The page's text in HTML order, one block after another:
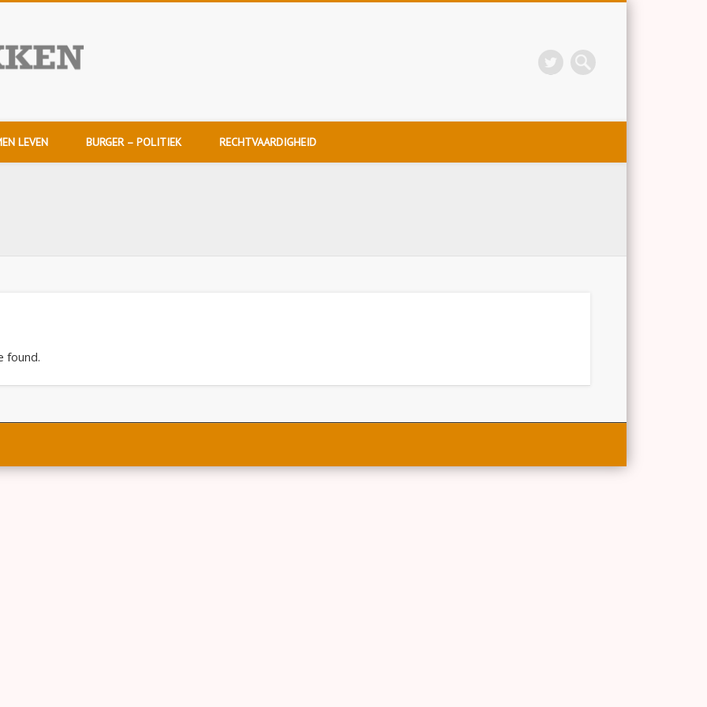
LEVEN BURGER – POLITIEK RECHTVAARDIGHEID
found.